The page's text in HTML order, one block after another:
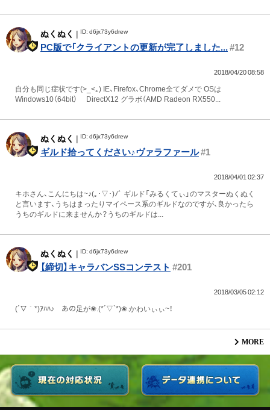
ぬくぬく | ID: d6jx73y6drew
PC版で「クライアントの更新が完了しました...#12
2018/04/20 08:58
自分も同じ症状です(>_<｡) IE、Firefox、Chrome全てダメで OSは
Windows10（64bit） DirectX12 グラボ（AMD Radeon RX550...
ぬくぬく | ID: d6jx73y6drew
ギルド拾ってください♪ヴァラファール#1
2018/04/01 02:37
キホさん、こんにちは~♪(｡･▽･)ﾉﾞ ギルド「みるくてぃ」のマスターぬくぬく
と言います、うちはまったりマイペース系のギルドなのですが、良かったら
うちのギルドに来ませんか？うちのギルドは...
ぬくぬく | ID: d6jx73y6drew
【締切】キャラバンSSコンテスト #201
2018/03/05 02:12
(´▽｀*)ｱﾊﾊ♪ あの足が❀.(*´▽`*)❀.かわいぃぃ~！
MORE